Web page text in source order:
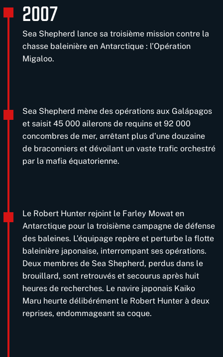
2007
Sea Shepherd lance sa troisième mission contre la
chasse baleinière en Antarctique : l’Opération
Migaloo.
Sea Shepherd mène des opérations aux Galápagos
et saisit 45 000 ailerons de requins et 92 000
concombres de mer, arrêtant plus d’une douzaine
de braconniers et dévoilant un vaste trafic orchestré
par la mafia équatorienne.
Le Robert Hunter rejoint le Farley Mowat en
Antarctique pour la troisième campagne de défense
des baleines. L’équipage repère et perturbe la flotte
baleinière japonaise, interrompant ses opérations.
Deux membres de Sea Shepherd, perdus dans le
brouillard, sont retrouvés et secourus après huit
heures de recherches. Le navire japonais Kaiko
Maru heurte délibérément le Robert Hunter à deux
reprises, endommageant sa coque.